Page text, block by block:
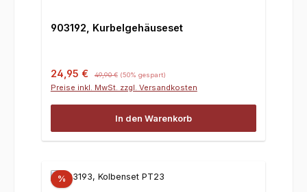
903192, Kurbelgehäuseset
Verkaufspreis:
24,95 € Regulärer Preis:
49,90 € (50% gespart)
Preise inkl. MwSt. zzgl. Versandkosten
In den Warenkorb
%